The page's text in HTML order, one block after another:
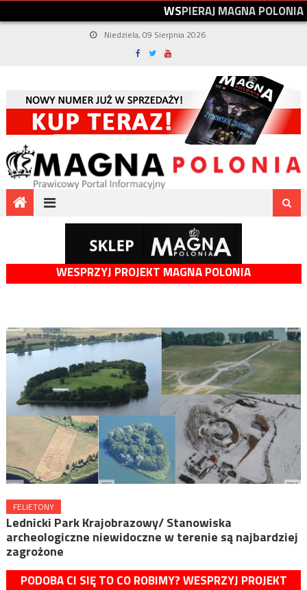
WSPIERAJMAGNAPOLONIA
Niedziela, 09 Sierpnia 2026
WESPRZYJ PROJEKT MAGNA POLONIA
FELIETONY
Lednicki Park Krajobrazowy/ Stanowiska
archeologiczne niewidoczne w terenie są najbardziej
zagrożone
PODOBA CI SIĘ TO CO ROBIMY? WESPRZYJ PROJEKT